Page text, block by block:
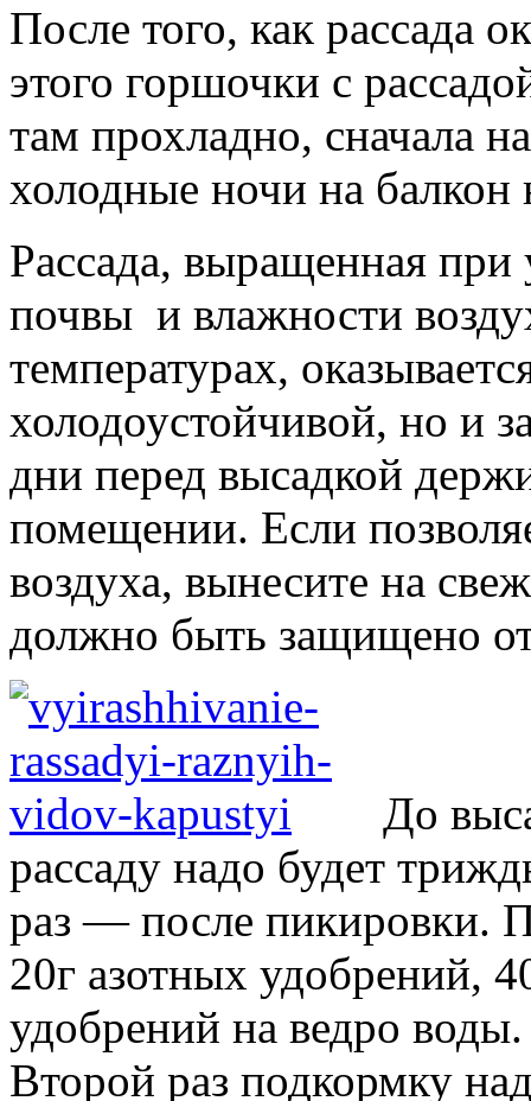
После того, как рассада
этого горшочки с
там прохладно, сначала
холодные ночи на балкон
Рассада, выращенная
почвы и влажности
температурах,
холодоустойчивой, но и
дни перед высадкой
помещении. Если
воздуха, вынесите на
должно быть защищено от
До
рассаду надо будет
раз — после пикировки.
20г азотных удобрений,
удобрений на ведро воды.
Второй раз подкормку